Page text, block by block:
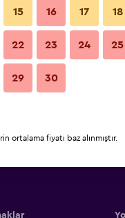
15 16 17 18
22 23 24 25
29 30
ortalama fiyatı baz alınmıştır.